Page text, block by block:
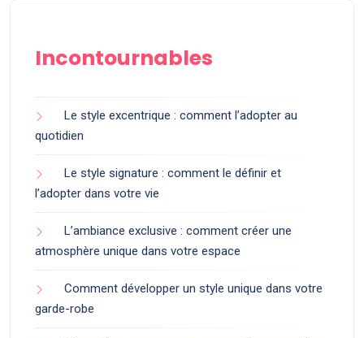
Incontournables
Le style excentrique : comment l’adopter au
quotidien
Le style signature : comment le définir et
l’adopter dans votre vie
L’ambiance exclusive : comment créer une
atmosphère unique dans votre espace
Comment développer un style unique dans votre
garde-robe